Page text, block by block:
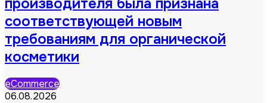
производителя была признана
соответствующей новым
требованиям для органической
косметики
eCommerce
06.08.2026